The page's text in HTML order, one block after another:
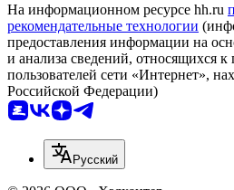
На информационном ресурсе hh.ru
рекомендательные технологии
предоставления информации на
и анализа сведений, относящихся к
пользователей сети «Интернет»,
Российской Федерации)
Русский